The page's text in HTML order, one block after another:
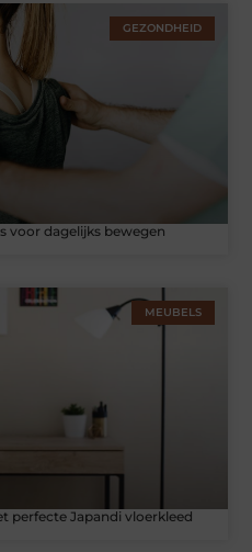
GEZONDHEID
voor dagelijks bewegen
MEUBELS
perfecte Japandi vloerkleed